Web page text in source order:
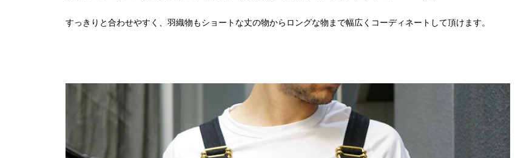
すっきりと合わせやすく、羽織物もショートな丈の物からロングな物まで幅広くコーディネートして頂けます。